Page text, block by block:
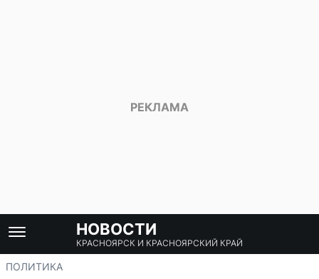
НОВОСТИ
КРАСНОЯРСК И КРАСНОЯРСКИЙ КРАЙ
ПОЛИТИКА